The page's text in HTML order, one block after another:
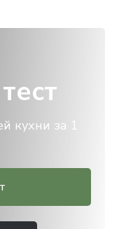
кухни за 1